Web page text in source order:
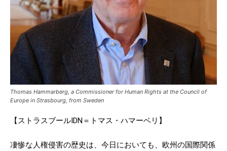
Thomas Hammarberg, a Commissioner for Human Rights at the Council of
Europe in Strasbourg, from Sweden
【ストラスブールIDN＝トマス・ハマーベリ】
凄惨な人権侵害の歴史は、今日においても、欧州の国際関係